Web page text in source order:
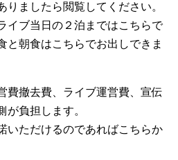
りましたら閲覧してください。
イブ当日の２泊まではこちらで
と朝食はこちらでお出しできま
費撤去費、ライブ運営費、宣伝
が負担します。
いただけるのであればこちらか